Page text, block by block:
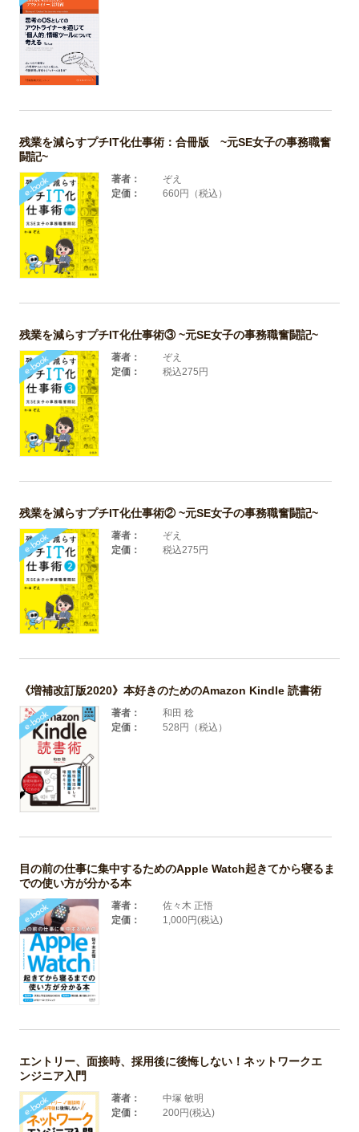
残業を減らすプチIT化仕事術：合冊版 ~元SE女子の事務職奮
闘記~
著者：
ぞえ
定価：
660円（税込）
残業を減らすプチIT化仕事術③ ~元SE女子の事務職奮闘記~
著者：
ぞえ
定価：
税込275円
残業を減らすプチIT化仕事術② ~元SE女子の事務職奮闘記~
著者：
ぞえ
定価：
税込275円
《増補改訂版2020》本好きのためのAmazon Kindle 読書術
著者：
和田 稔
定価：
528円（税込）
目の前の仕事に集中するためのApple Watch起きてから寝るま
での使い方が分かる本
著者：
佐々木 正悟
定価：
1,000円(税込)
エントリー、面接時、採用後に後悔しない！ネットワークエ
ンジニア入門
著者：
中塚 敏明
定価：
200円(税込)